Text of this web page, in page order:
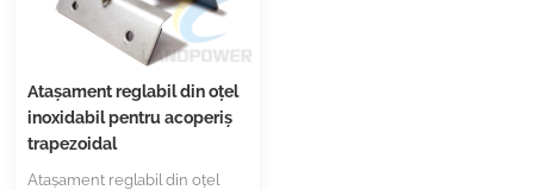
Atașament reglabil din oțel
inoxidabil pentru acoperiș
trapezoidal
Atașament reglabil din oțel